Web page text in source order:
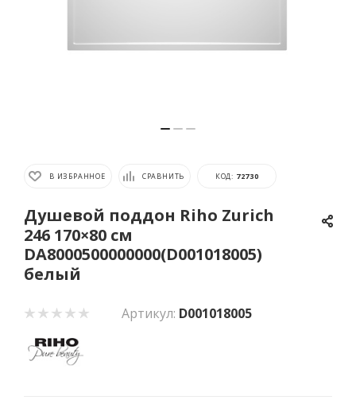
В ИЗБРАННОЕ СРАВНИТЬ КОД: 72730
Душевой поддон Riho Zurich
246 170×80 см
DA8000500000000(D001018005)
белый
Артикул: D001018005